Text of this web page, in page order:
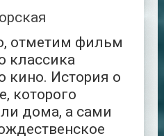
отметим фильм
классика
кино. История о
которого
дома, а сами